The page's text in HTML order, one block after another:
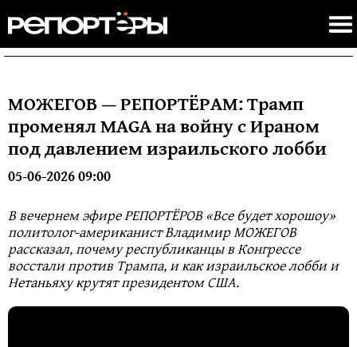
МОЖЕГОВ — РЕПОРТЁРАМ: Трамп
променял MAGA на войну с Ираном
под давлением израильского лобби
05-06-2026 09:00
В вечернем эфире РЕПОРТЁРОВ «Все будет хорошоу»
политолог-американист Владимир МОЖЕГОВ
рассказал, почему республиканцы в Конгрессе
восстали против Трампа, и как израильское лобби и
Нетаньяху крутят президентом США.